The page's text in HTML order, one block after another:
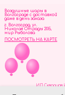
Воздушные шары в
Волгограде с доставкой
даже в день заказа
г. Волгоград, ул.
Николая Отрады 20Б,
мир Рыболова
ПОСМОТРЕТЬ НА КАРТЕ
ИП Скворцов